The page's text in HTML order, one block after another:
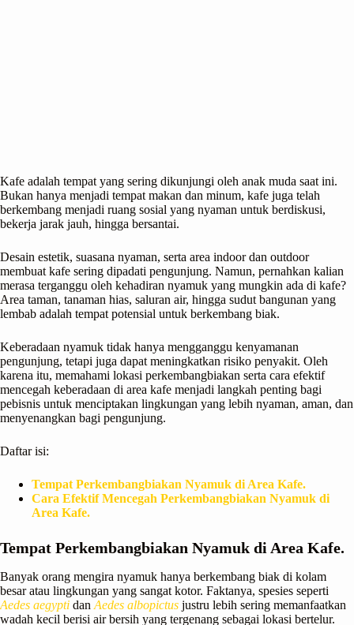
Kafe adalah tempat yang sering dikunjungi oleh anak muda saat ini.
Bukan hanya menjadi tempat makan dan minum, kafe juga telah
berkembang menjadi ruang sosial yang nyaman untuk berdiskusi,
bekerja jarak jauh, hingga bersantai.
Desain estetik, suasana nyaman, serta area indoor dan outdoor
membuat kafe sering dipadati pengunjung. Namun, pernahkan kalian
merasa terganggu oleh kehadiran nyamuk yang mungkin ada di kafe?
Area taman, tanaman hias, saluran air, hingga sudut bangunan yang
lembab adalah tempat potensial untuk berkembang biak.
Keberadaan nyamuk tidak hanya mengganggu kenyamanan
pengunjung, tetapi juga dapat meningkatkan risiko penyakit. Oleh
karena itu, memahami lokasi perkembangbiakan serta cara efektif
mencegah keberadaan di area kafe menjadi langkah penting bagi
pebisnis untuk menciptakan lingkungan yang lebih nyaman, aman, dan
menyenangkan bagi pengunjung.
Daftar isi:
Tempat Perkembangbiakan Nyamuk di Area Kafe.
Cara Efektif Mencegah Perkembangbiakan Nyamuk di
Area Kafe.
Tempat Perkembangbiakan Nyamuk di Area Kafe.
Banyak orang mengira nyamuk hanya berkembang biak di kolam
besar atau lingkungan yang sangat kotor. Faktanya, spesies seperti
Aedes aegypti dan Aedes albopictus justru lebih sering memanfaatkan
wadah kecil berisi air bersih yang tergenang sebagai lokasi bertelur.